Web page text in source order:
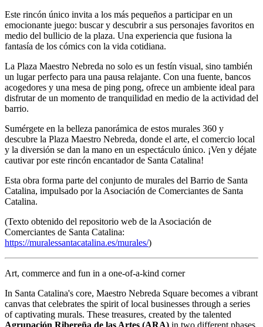
Este rincón único invita a los más pequeños a participar en un
emocionante juego: buscar y descubrir a sus personajes favoritos en
medio del bullicio de la plaza. Una experiencia que fusiona la
fantasía de los cómics con la vida cotidiana.
La Plaza Maestro Nebreda no solo es un festín visual, sino también
un lugar perfecto para una pausa relajante. Con una fuente, bancos
acogedores y una mesa de ping pong, ofrece un ambiente ideal para
disfrutar de un momento de tranquilidad en medio de la actividad del
barrio.
Sumérgete en la belleza panorámica de estos murales 360 y
descubre la Plaza Maestro Nebreda, donde el arte, el comercio local
y la diversión se dan la mano en un espectáculo único. ¡Ven y déjate
cautivar por este rincón encantador de Santa Catalina!
Esta obra forma parte del conjunto de murales del Barrio de Santa
Catalina, impulsado por la Asociación de Comerciantes de Santa
Catalina.
(Texto obtenido del repositorio web de la Asociación de
Comerciantes de Santa Catalina:
https://muralessantacatalina.es/murales/)
Art, commerce and fun in a one-of-a-kind corner
In Santa Catalina's core, Maestro Nebreda Square becomes a vibrant
canvas that celebrates the spirit of local businesses through a series
of captivating murals. These treasures, created by the talented
Agrupación Ribereña de las Artes (ARA) in two different phases